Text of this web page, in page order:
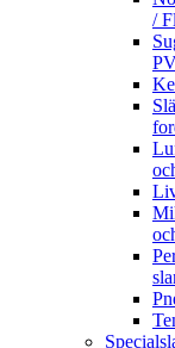
/